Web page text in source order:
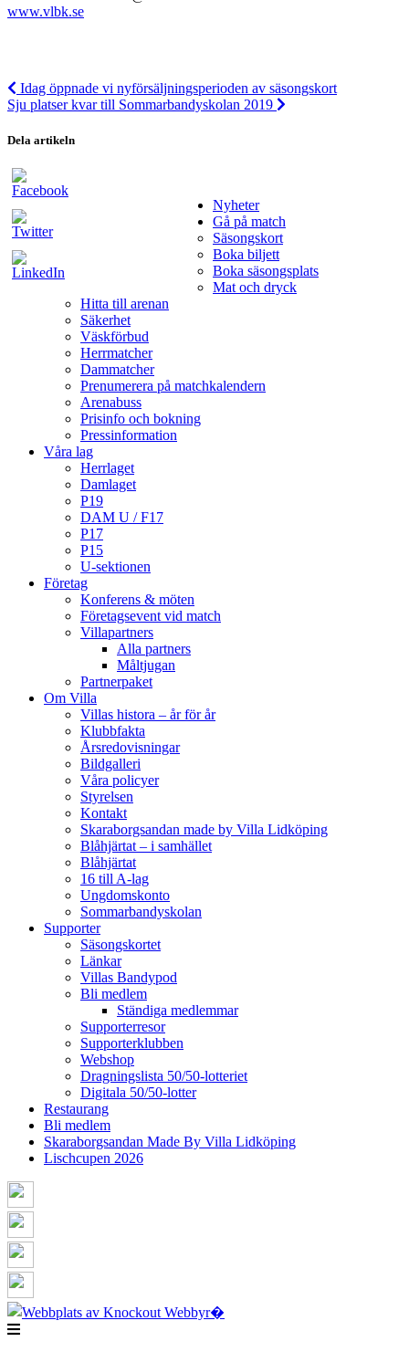
www.vlbk.se
Idag öppnade vi nyförsäljningsperioden av säsongskort
Sju platser kvar till Sommarbandyskolan 2019
Dela artikeln
Nyheter
Gå på match
Säsongskort
Boka biljett
Boka säsongsplats
Mat och dryck
Hitta till arenan
Säkerhet
Väskförbud
Herrmatcher
Dammatcher
Prenumerera på matchkalendern
Arenabuss
Prisinfo och bokning
Pressinformation
Våra lag
Herrlaget
Damlaget
P19
DAM U / F17
P17
P15
U-sektionen
Företag
Konferens & möten
Företagsevent vid match
Villapartners
Alla partners
Måltjugan
Partnerpaket
Om Villa
Villas histora – år för år
Klubbfakta
Årsredovisningar
Bildgalleri
Våra policyer
Styrelsen
Kontakt
Skaraborgsandan made by Villa Lidköping
Blåhjärtat – i samhället
Blåhjärtat
16 till A-lag
Ungdomskonto
Sommarbandyskolan
Supporter
Säsongskortet
Länkar
Villas Bandypod
Bli medlem
Ständiga medlemmar
Supporterresor
Supporterklubben
Webshop
Dragningslista 50/50-lotteriet
Digitala 50/50-lotter
Restaurang
Bli medlem
Skaraborgsandan Made By Villa Lidköping
Lischcupen 2026